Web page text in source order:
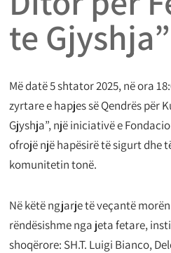
te Gjyshja”
Më datë 5 shtator 2025, në ora
zyrtare e hapjes së Qendrës për
Gjyshja”, një iniciativë e
ofrojë një hapësirë të sigurt dhe
komunitetin tonë.
Në këtë ngjarje të veçantë
rëndësishme nga jeta fetare,
shoqërore: SH.T. Luigi Bianco,